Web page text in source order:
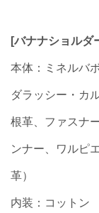
[バナナショル
本体：ミネルバ
ダラッシー・カ
根革、ファスナ
ンナー、ワルピ
革）
内装：コットン